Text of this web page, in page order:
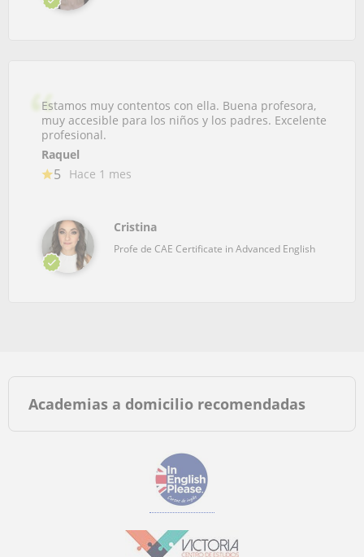
Estamos muy contentos con ella. Buena profesora,
muy accesible para los niños y los padres. Excelente
profesional.
Raquel
5 Hace 1 mes
Cristina
Profe de CAE Certificate in Advanced English
Academias a domicilio recomendadas